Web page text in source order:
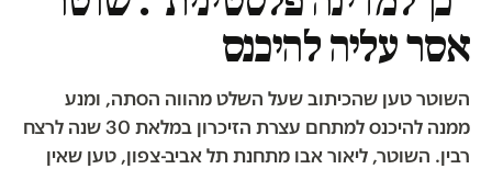
אסר עליה להיכנס
השוטר טען שהכיתוב שעל השלט מהווה הסתה, ומנע
ממנה להיכנס למתחם עצרת הזיכרון במלאת 30 שנה לרצח
רבין. השוטר, ליאור אבו מתחנת תל אביב-צפון, טען שאין